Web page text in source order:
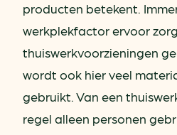
producten betekent.
werkplekfactor ervoor
thuiswerkvoorzieningen
wordt ook hier veel
gebruikt. Van een
regel alleen personen